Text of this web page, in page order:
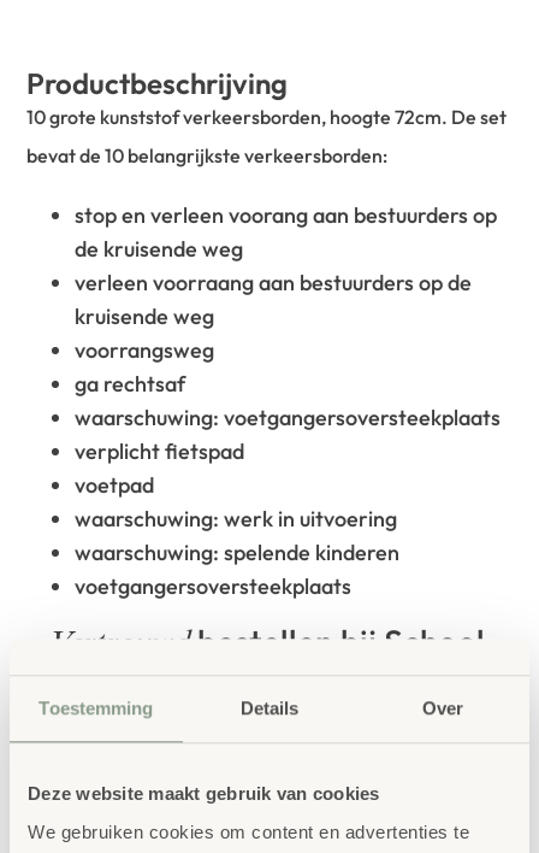
Toestemming Details Over
Deze website maakt gebruik van cookies
We gebruiken cookies om content en advertenties te
Productbeschrijving
10 grote kunststof verkeersborden, hoogte 72cm. De set
bevat de 10 belangrijkste verkeersborden:
stop en verleen voorang aan bestuurders op
de kruisende weg
verleen voorraang aan bestuurders op de
kruisende weg
voorrangsweg
ga rechtsaf
waarschuwing: voetgangersoversteekplaats
verplicht fietspad
voetpad
waarschuwing: werk in uitvoering
waarschuwing: spelende kinderen
voetgangersoversteekplaats
Vertrouwdbestellen bij School
Concept
School Concept is de specialist in
leeromgeving inspireert wanneer deze